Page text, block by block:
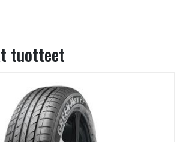
tuotteet